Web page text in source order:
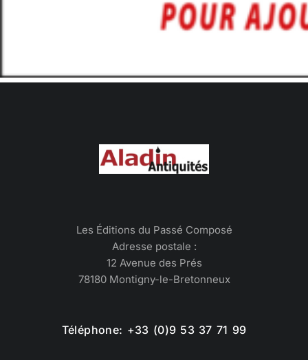
Les Éditions du Passé Composé
Adresse postale :
12 Avenue des Prés
78180 Montigny-le-Bretonneux
Téléphone: +33 (0)9 53 37 71 99